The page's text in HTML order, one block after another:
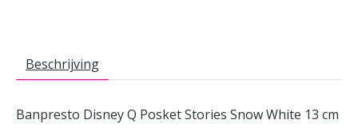
Beschrijving
Banpresto Disney Q Posket Stories Snow White 13 cm